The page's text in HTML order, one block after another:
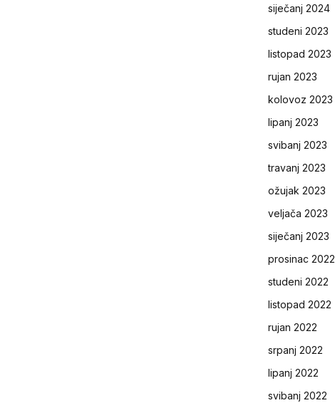
siječanj 2024
studeni 2023
listopad 2023
rujan 2023
kolovoz 2023
lipanj 2023
svibanj 2023
travanj 2023
ožujak 2023
veljača 2023
siječanj 2023
prosinac 2022
studeni 2022
listopad 2022
rujan 2022
srpanj 2022
lipanj 2022
svibanj 2022